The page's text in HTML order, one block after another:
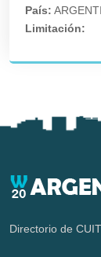
País:
Limitación:
Directorio de